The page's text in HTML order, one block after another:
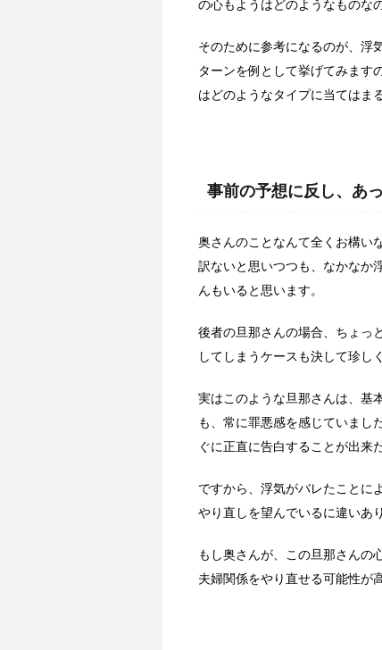
の心もようはどのようなものな
そのために参考になるのが、浮
ターンを例として挙げてみます
はどのようなタイプに当てはま
事前の予想に反し、あ
奥さんのことなんて全くお構い
訳ないと思いつつも、なかなか
んもいると思います。
後者の旦那さんの場合、ちょっ
してしまうケースも決して珍し
実はこのような旦那さんは、基
も、常に罪悪感を感じていまし
ぐに正直に告白することが出来
ですから、浮気がバレたことに
やり直しを望んでいるに違いあ
もし奥さんが、この旦那さんの
夫婦関係をやり直せる可能性が